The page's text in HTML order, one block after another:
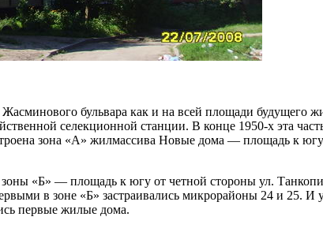
бульвара как и на всей площади будущего
селекционной станции. В конце 1950-х эта
зона «А» жилмассива Новые дома — площадь к
зоны «Б» — площадь к югу от четной стороны ул.
в зоне «Б» застраивались микрорайоны 24 и 25. И
первые жилые дома.